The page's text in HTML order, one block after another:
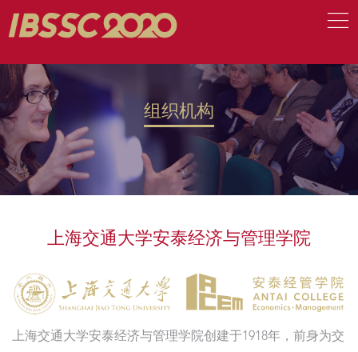
组织机构
上海交通大学安泰经济与管理学院
上海交通大学安泰经济与管理学院创建于1918年，前身为交